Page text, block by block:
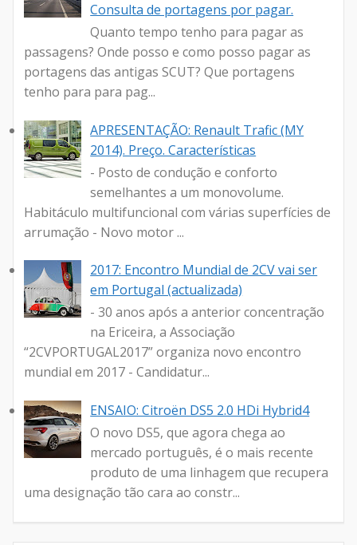
Consulta de portagens por pagar.
Quanto tempo tenho para pagar as
passagens? Onde posso e como posso pagar as
portagens das antigas SCUT? Que portagens
tenho para para pag...
APRESENTAÇÃO: Renault Trafic (MY
2014). Preço. Características
- Posto de condução e conforto
semelhantes a um monovolume.
Habitáculo multifuncional com várias superfícies de
arrumação - Novo motor ...
2017: Encontro Mundial de 2CV vai ser
em Portugal (actualizada)
- 30 anos após a anterior concentração
na Ericeira, a Associação
“2CVPORTUGAL2017” organiza novo encontro
mundial em 2017 - Candidatur...
ENSAIO: Citroën DS5 2.0 HDi Hybrid4
O novo DS5, que agora chega ao
mercado português, é o mais recente
produto de uma linhagem que recupera
uma designação tão cara ao constr...